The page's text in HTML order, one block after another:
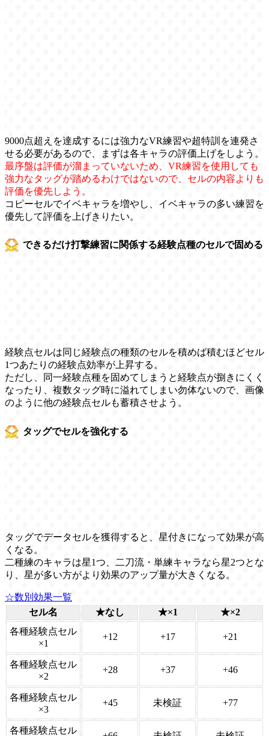
9000点超えを達成するには強力なVR練習や超特訓を連発さ
せる必要があるので、まずは各キャラの評価上げをしよう。
最序盤は評価が溜まっていないため、VR練習を使用しても
強力なタッグが踏めるわけではないので、セルの内容よりも
評価を優先しよう。
コピーセルでイベキャラを増やし、イベキャラの多い練習を
優先して評価を上げきりたい。
できるだけ打撃練習に関係する経験点種のセルで固める
経験点セルは同じ経験点の種類のセルを積めば積むほどセル
1つあたりの経験点効率が上昇する。
ただし、同一経験点種を固めてしまうと経験点が捌きにくく
なったり、複数タッグ時に溢れてしまい勿体ないので、画像
のように他の経験点セルも蓄積させよう。
タッグでセルを強化する
タッグでデータセルを獲得すると、星付きになって効果が高
くなる。
二種練のキャラは星1つ、二刀流・単練キャラなら星2つとな
り、星が多い方がより効果のアップ量が大きくなる。
☆数別効果一覧
セル名
★なし ★×1
★×2
各種経験点セル
×1
+12 +17 +21
各種経験点セル
×2
+28 +37 +46
各種経験点セル
×3
+45 未検証 +77
各種経験点セル